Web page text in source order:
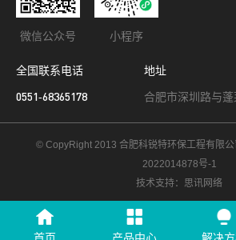
微信公众号 小程序
全国联系电话
0551-68365178
地址
合肥市深圳路与
© CopyRight 2013 合肥科锐特环保工程有限公
2022014878号-1
技术支持：思讯网络